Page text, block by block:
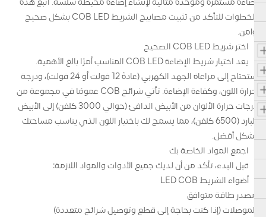
إضاءة مستمرة وموحدة مثالية لإنشاء إضاءة محيطة سلسة. اتبع هذه
الخطوات للتأكد من تثبيت مصابيح الشريط COB LED بشكل صحيح
وآمن.
اختر شريط COB LED الصحيح
يعد اختيار شريط الإضاءة COB LED المناسب أمرًا بالغ الأهمية.
ستحتاج إلى مراعاة الجهد الكهربي (عادةً 12 فولت أو 24 فولت)، ودرجة
حرارة اللون، وكفاءة الإضاءة. تأتي شرائح COB عمومًا في مجموعة من
درجات حرارة الألوان من الأبيض الدافئ (حوالي 3000 كلفن) إلى الأبيض
البارد (6500 كلفن)، مما يسمح لك باختيار اللون الذي يناسب مساحتك
بشكل أفضل.
اجمع المواد الخاصة بك
قبل البدء، تأكد من أن لديك جميع الأدوات والمواد اللازمة:
أضواء الشريط LED COB
مصدر طاقة متوافق
الموصلات (إذا كنت بحاجة إلى قطع وتوصيل شرائح متعددة)